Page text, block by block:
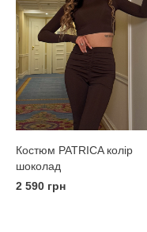
Костюм PATRICA колір
шоколад
2 590 грн